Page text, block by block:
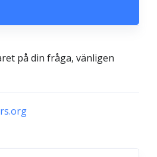
på din fråga, vänligen